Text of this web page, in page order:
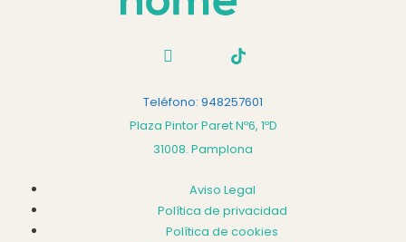
Teléfono: 948257601
Plaza Pintor Paret Nº6, 1ºD
31008. Pamplona
Aviso Legal
Política de privacidad
Política de cookies